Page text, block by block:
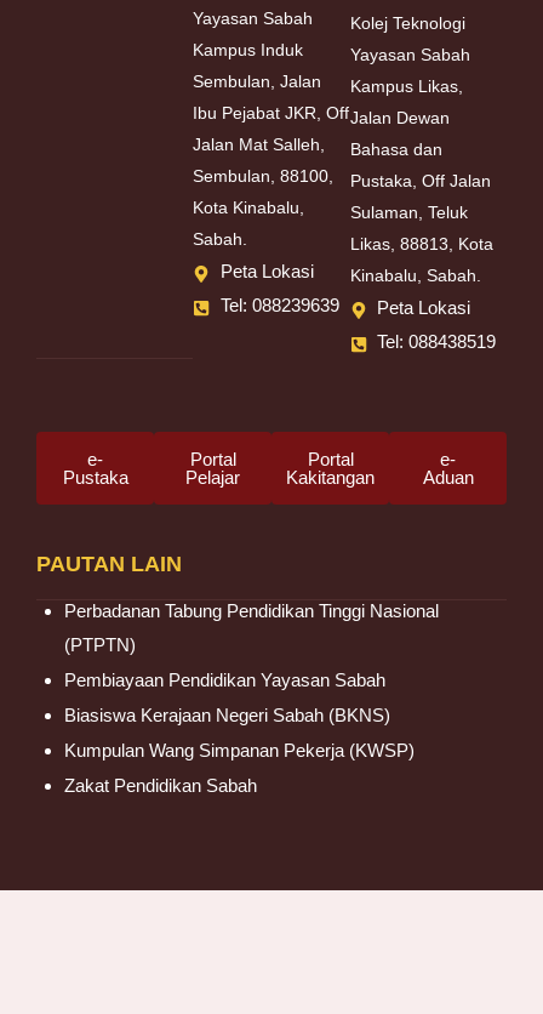
PAUTAN LAIN
Perbadanan Tabung Pendidikan Tinggi Nasional
(PTPTN)
Pembiayaan Pendidikan Yayasan Sabah
Biasiswa Kerajaan Negeri Sabah (BKNS)
Kumpulan Wang Simpanan Pekerja (KWSP)
Zakat Pendidikan Sabah
Yayasan Sabah
Kampus Induk
Sembulan, Jalan
Ibu Pejabat JKR, Off
Jalan Mat Salleh,
Sembulan, 88100,
Kota Kinabalu,
Sabah.
Peta Lokasi
Tel: 088239639
Kolej Teknologi
Yayasan Sabah
Kampus Likas,
Jalan Dewan
Bahasa dan
Pustaka, Off Jalan
Sulaman, Teluk
Likas, 88813, Kota
Kinabalu, Sabah.
Peta Lokasi
Tel: 088438519
e-
Pustaka
Portal
Pelajar
Portal
Kakitangan
e-
Aduan